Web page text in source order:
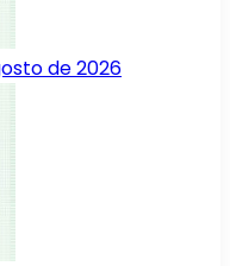
de 2026